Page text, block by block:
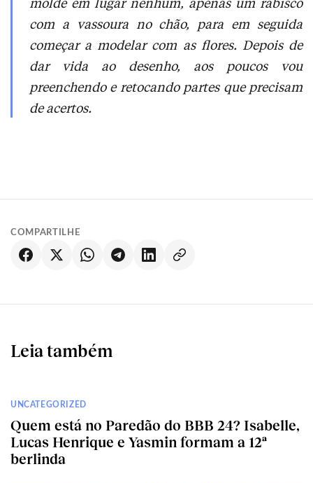
com a vassoura no chão, para em seguida
começar a modelar com as flores. Depois de
dar vida ao desenho, aos poucos vou
preenchendo e retocando partes que precisam
de acertos.
COMPARTILHE
Leia também
UNCATEGORIZED
Quem está no Paredão do BBB 24? Isabelle,
Lucas Henrique e Yasmin formam a 12ª
berlinda